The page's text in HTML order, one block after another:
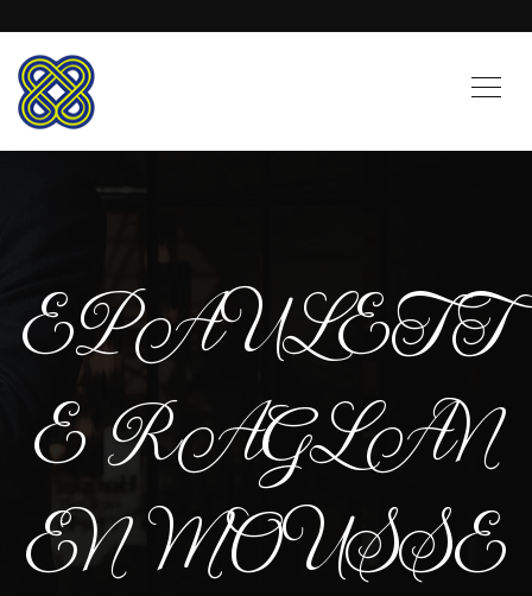
EPAULETT
E RAGLAN
EN MOUSSE